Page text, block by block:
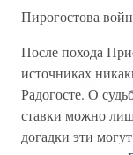
Пирогостова
После похода
источниках
Радогосте. О
ставки можно
догадки эти